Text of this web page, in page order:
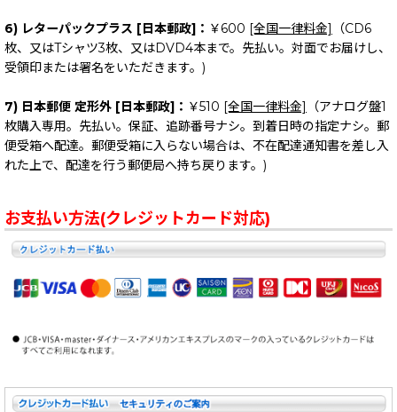
6) レターパックプラス [日本郵政]： ￥600 [全国一律料金]
（CD6
枚、又はTシャツ3枚、又はDVD4本まで。先払い。対面でお届けし、
受領印または署名をいただきます。)
7) 日本郵便 定形外 [日本郵政]： ￥510 [全国一律料金]
（アナログ盤1
枚購入専用。先払い。保証、追跡番号ナシ。到着日時の指定ナシ。郵
便受箱へ配達。郵便受箱に入らない場合は、不在配達通知書を差し入
れた上で、配達を行う郵便局へ持ち戻ります。)
お支払い方法(クレジットカード対応)